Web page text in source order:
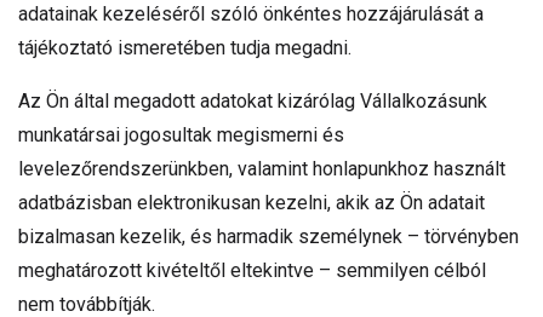
adatainak kezeléséről szóló önkéntes hozzájárulását a
tájékoztató ismeretében tudja megadni.
Az Ön által megadott adatokat kizárólag Vállalkozásunk
munkatársai jogosultak megismerni és
levelezőrendszerünkben, valamint honlapunkhoz használt
adatbázisban elektronikusan kezelni, akik az Ön adatait
bizalmasan kezelik, és harmadik személynek – törvényben
meghatározott kivételtől eltekintve – semmilyen célból
nem továbbítják.